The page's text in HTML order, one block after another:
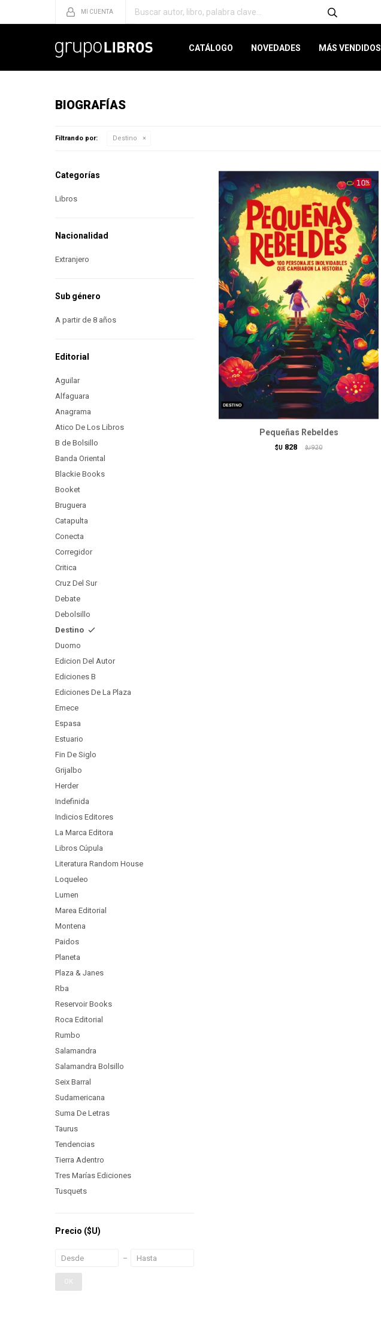
CATÁLOGO NOVEDADES MÁS VENDIDOS
BIOGRAFÍAS
Filtrando por: Destino
Pequeñas Rebeldes
$U 828 $U 920
Categorías
Libros
Nacionalidad
Extranjero
Sub género
A partir de 8 años
Editorial
Aguilar
Alfaguara
Anagrama
Atico De Los Libros
B de Bolsillo
Banda Oriental
Blackie Books
Booket
Bruguera
Catapulta
Conecta
Corregidor
Critica
Cruz Del Sur
Debate
Debolsillo
Destino
Duomo
Edicion Del Autor
Ediciones B
Ediciones De La Plaza
Emece
Espasa
Estuario
Fin De Siglo
Grijalbo
Herder
Indefinida
Indicios Editores
La Marca Editora
Libros Cúpula
Literatura Random House
Loqueleo
Lumen
Marea Editorial
Montena
Paidos
Planeta
Plaza & Janes
Rba
Reservoir Books
Roca Editorial
Rumbo
Salamandra
Salamandra Bolsillo
Seix Barral
Sudamericana
Suma De Letras
Taurus
Tendencias
Tierra Adentro
Tres Marías Ediciones
Tusquets
Precio ($U)
OK